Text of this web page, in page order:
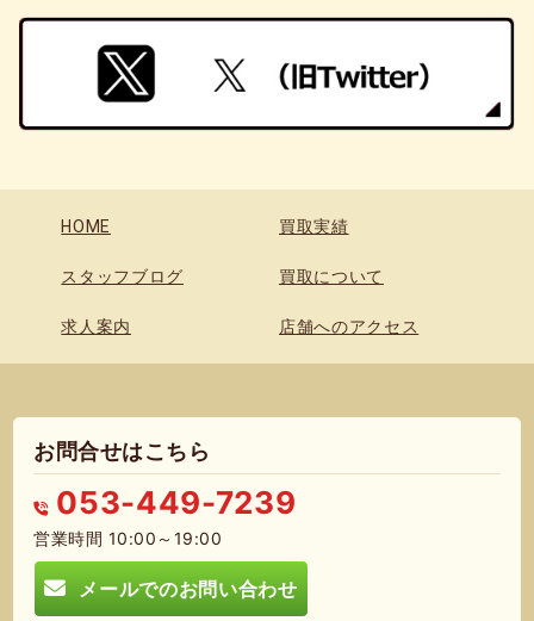
HOME 買取実績
スタッフブログ 買取について
求人案内 店舗へのアクセス
お問合せはこちら
053-449-7239
営業時間 10:00～19:00
メールでのお問い合わせ